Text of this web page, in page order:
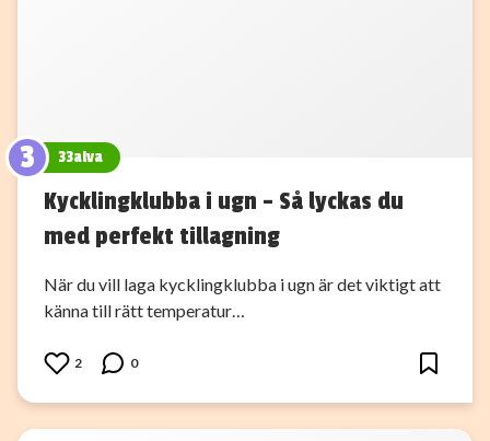
3 33alva
Kycklingklubba i ugn – Så lyckas du
med perfekt tillagning
När du vill laga kycklingklubba i ugn är det viktigt att
känna till rätt temperatur…
2 0